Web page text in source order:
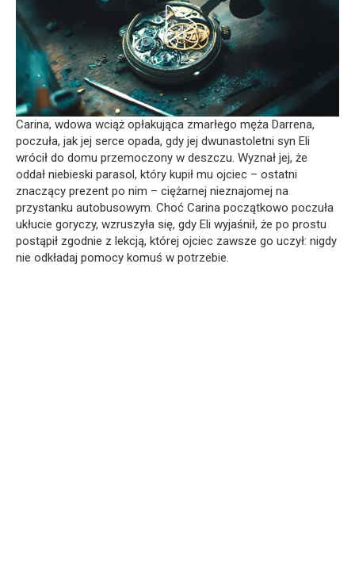
Carina, wdowa wciąż opłakująca zmarłego męża Darrena,
poczuła, jak jej serce opada, gdy jej dwunastoletni syn Eli
wrócił do domu przemoczony w deszczu. Wyznał jej, że
oddał niebieski parasol, który kupił mu ojciec – ostatni
znaczący prezent po nim – ciężarnej nieznajomej na
przystanku autobusowym. Choć Carina początkowo poczuła
ukłucie goryczy, wzruszyła się, gdy Eli wyjaśnił, że po prostu
postąpił zgodnie z lekcją, której ojciec zawsze go uczył: nigdy
nie odkładaj pomocy komuś w potrzebie.